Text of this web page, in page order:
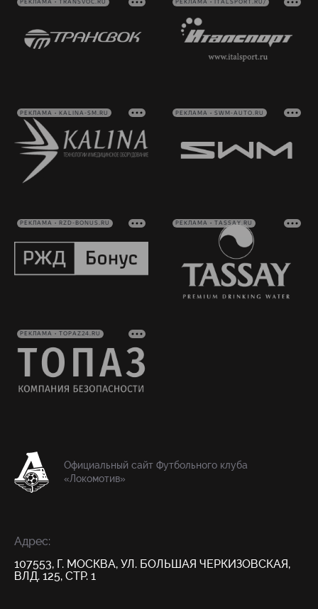
РЕКЛАМА • TRANSVOC.RU РЕКЛАМА • ITALSPORT.RU/
РЕКЛАМА • KALINA-SM.RU РЕКЛАМА • SWM-AUTO.RU
РЕКЛАМА • RZD-BONUS.RU РЕКЛАМА • TASSAY.RU
РЕКЛАМА • TOPAZ24.RU
Официальный сайт Футбольного клуба
«Локомотив»
Адрес:
107553, Г. МОСКВА, УЛ. БОЛЬШАЯ ЧЕРКИЗОВСКАЯ,
ВЛД. 125, СТР. 1